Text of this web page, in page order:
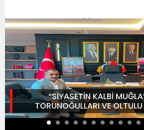
“SİYASETİN KALBİ
TORUNOĞULLARI VE